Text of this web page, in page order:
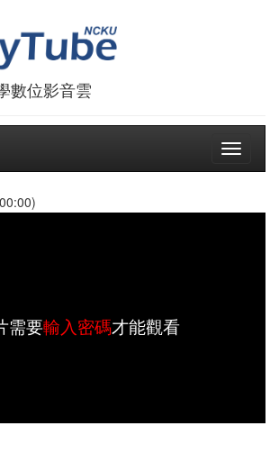
數位影音雲
Toggle
需要輸入密碼才能觀看